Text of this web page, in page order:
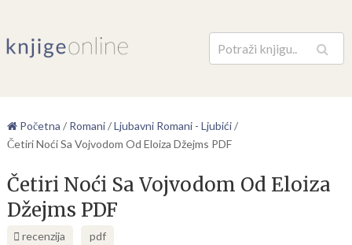
Pretraga
Početna / Romani/Ljubavni Romani - Ljubići/
Četiri Noći Sa Vojvodom Od Eloiza Džejms PDF
Četiri Noći Sa Vojvodom Od Eloiza
Džejms PDF
recenzija
pdf